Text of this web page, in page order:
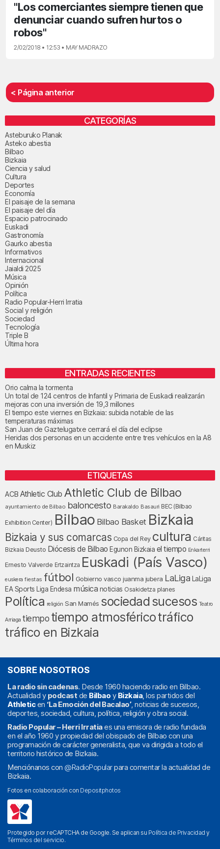
"Los comerciantes siempre tienen que
denunciar cuando sufren hurtos o
robos"
2/02/2018 • 12:53 • MAY MADRAZO
< Página anterior
CATEGORÍAS
Asteburuko Planak
Asteko abestia
Bilbao
Bizkaia
Ciencia y salud
Cultura
Deportes
Economía
El paisaje de la semana
El paisaje del día
Espacio patrocinado
Euskadi
Gastronomía
Gaurko abestia
Informativos
Internacional
Jaialdi 2025
Música
Opinión
Política
Radio Popular-Herri Irratia
Social y religión
Sociedad
Tecnología
Triple B
Última hora
ENTRADAS RECIENTES
Orio calma la tormenta
Un total de 124 centros de Infantil y Primaria de Euskadi realizarán
mejoras con una inversión de 19,3 millones
El tiempo este viernes en Bizkaia: subida notable de las
temperaturas máximas
San Juan de Gaztelugatxe cerrará el día del eclipse
Heridas dos personas en un accidente entre tres vehículos en la A8
en Muskiz
ETIQUETAS
ACB Athletic Club Athletic Club de Bilbao
ayuntamiento de Bilbao baloncesto Barakaldo Basauri BEC (Bilbao
Exhibition Center) Bilbao Bilbao Basket Bizkaia
Bizkaia y sus comarcas Copa del Rey cultura Cáritas
Bizkaia Deusto Diócesis de Bilbao Egunon Bizkaia el tiempo Enkarterri
Ernesto Valverde Ertzaintza Euskadi (País Vasco)
euskera fiestas fútbol Gobierno vasco juanma jubera LaLiga LaLiga
EA Sports
Liga Endesa música noticias Osakidetza planes
Política religión San Mamés sociedad sucesos Teatro
Arriaga tiempo tiempo atmosféricotráfico
tráfico en Bizkaia
SOBRE NOSOTROS
La radio sin cadenas. Desde 1960 haciendo radio en Bilbao.
Actualidad y podcast de Bilbao y Bizkaia, los partidos del
Athleticen ‘La Emoción del Bacalao’, noticias de sucesos,
deportes, sociedad, cultura, política, religión y obra social.
Radio Popular – Herri Irratiaes una emisora de radio fundada
en el año 1960 y propiedad del obispado de Bilbao con una
programación de carácter generalista, que va dirigida a todo el
territorio histórico de Bizkaia.
Menciónanos con @RadioPopularpara comentar la actualidad de
Bizkaia.
Fotos en colaboración con Depositphotos
Protegido por reCAPTCHA de Google. Se aplican su Política de Privacidad y
Términos del servicio.